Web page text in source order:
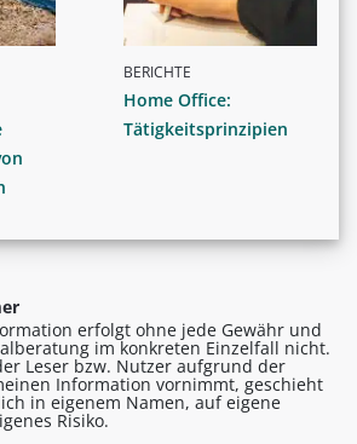
BERICHTE
Home Office:
Tätigkeitsprinzipien
erfolgt ohne jede Gewähr und
im konkreten Einzelfall nicht.
Leser bzw. Nutzer aufgrund der
Information vornimmt, geschieht
in eigenem Namen, auf eigene
Risiko.